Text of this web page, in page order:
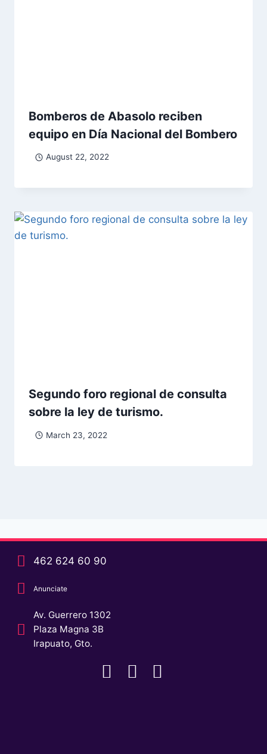
Bomberos de Abasolo reciben
equipo en Día Nacional del Bombero
August 22, 2022
Segundo foro regional de consulta
sobre la ley de turismo.
March 23, 2022
462 624 60 90
Anunciate
Av. Guerrero 1302
Plaza Magna 3B
Irapuato, Gto.